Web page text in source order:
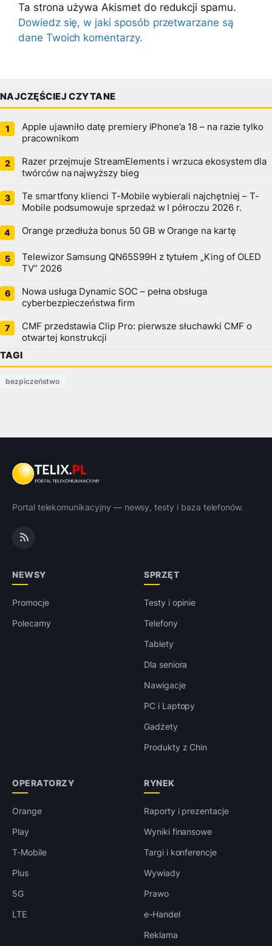
Ta strona używa Akismet do redukcji spamu.
Dowiedz się, w jaki sposób przetwarzane są
dane Twoich komentarzy.
NAJCZĘŚCIEJ CZYTANE
Apple ujawniło datę premiery iPhone’a 18 – na razie tylko
pracownikom
Razer przejmuje StreamElements i wrzuca ekosystem dla
twórców na najwyższy bieg
Te smartfony klienci T-Mobile wybierali najchętniej – T-
Mobile podsumowuje sprzedaż w I półroczu 2026 r.
Orange przedłuża bonus 50 GB w Orange na kartę
Telewizor Samsung QN65S99H z tytułem „King of OLED
TV” 2026
Nowa usługa Dynamic SOC – pełna obsługa
cyberbezpieczeństwa firm
CMF przedstawia Clip Pro: pierwsze słuchawki CMF o
otwartej konstrukcji
TAGI
bezpiczeństwo
Portal telekomunikacyjny — newsy, testy i baza telefonów.
NEWSY
Promocje
Polecamy
SPRZĘT
Testy i opinie
Telefony
Tablety
Dla seniora
Nawigacje
PC i Laptopy
Gadżety
Produkty z Chin
OPERATORZY
Orange
Play
T-Mobile
Plus
5G
LTE
RYNEK
Raporty i prezentacje
Wyniki finansowe
Targi i konferencje
Wywiady
Prawo
e-Handel
Reklama